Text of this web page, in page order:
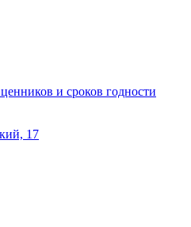
и сроков годности
17